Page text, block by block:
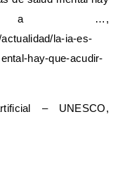
a …,
la-ia-es-
hay-que-acudir-
– UNESCO,